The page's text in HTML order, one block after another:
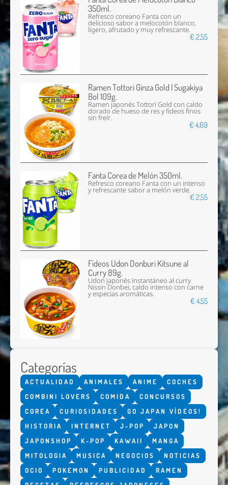
350ml.
Refresco coreano Fanta con un
delicioso sabor a melocotón blanco,
ligero, afrutado y muy refrescante.
€ 2,55
Ramen Tottori Ginza Gold | Sugakiya
Bol 109g.
Ramen japonés Tottori Gold con caldo
dorado de hueso de res y fideos finos
sin freír.
€ 4,69
Fanta Corea de Melón 350ml.
Refresco coreano Fanta con un intenso
y refrescante sabor a melón verde.
€ 2,55
Fideos Udon Donburi Kitsune al
Curry 89g.
Udon japonés instantáneo al curry
Nissin Donbei, caldo intenso con carne
y especias aromáticas.
€ 4,55
Categorías
ACTUALIDAD ANIMALES ANIME
COCHES
COMBINI LOVERS
COMIDA
CONCURSOS
COREA
CURIOSIDADES
GO JAPAN VÍDEOS!
HISTORIA
INTERNET J-POP
JAPON
JAPONSHOP
K-POP KAWAII
MANGA
MITOLOGIA
MUSICA NEGOCIOS
NOTICIAS
OCIO
POKEMON PUBLICIDAD
RAMEN